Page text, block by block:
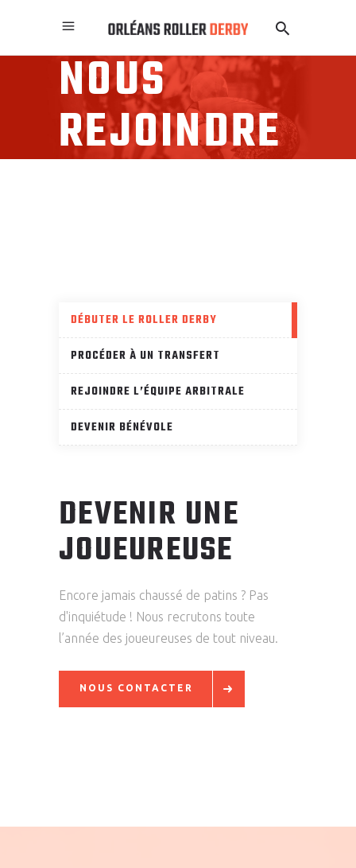
NOUS
REJOINDRE
DÉBUTER LE ROLLER DERBY
PROCÉDER À UN TRANSFERT
REJOINDRE L’ÉQUIPE ARBITRALE
DEVENIR BÉNÉVOLE
DEVENIR UNE
JOUEUREUSE
Encore jamais chaussé de patins ? Pas
d'inquiétude ! Nous recrutons toute
l’année des joueureuses de tout niveau.
NOUS CONTACTER